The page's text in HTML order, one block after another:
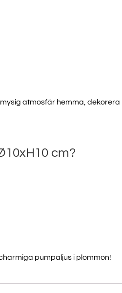
atmosfär hemma, dekorera
cm?
pumpaljus i plommon!